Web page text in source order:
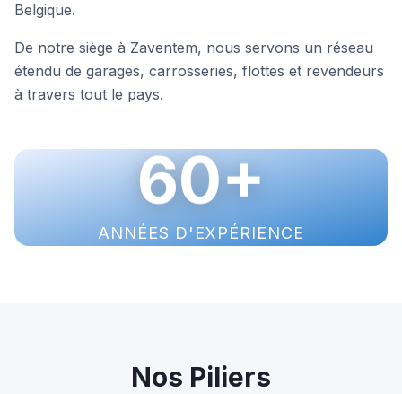
Belgique.
De notre siège à Zaventem, nous servons un réseau
étendu de garages, carrosseries, flottes et revendeurs
à travers tout le pays.
60+
ANNÉES D'EXPÉRIENCE
Nos Piliers